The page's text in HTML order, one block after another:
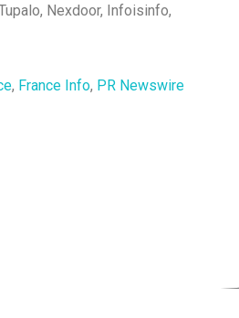
Nexdoor, Infoisinfo,
, France Info, PR Newswire